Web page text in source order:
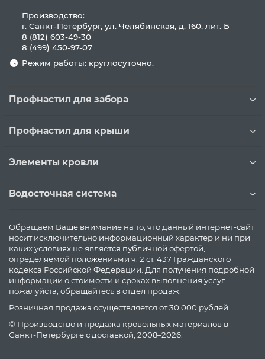
Производство:
г. Санкт-Петербург, ул. Челябинская, д. 160, лит. Б
8 (812) 603-49-30
8 (499) 450-97-07
Режим работы: круглосуточно.
Профнастил для забора
Профнастил для крыши
Элементы кровли
Водосточная система
Обращаем Ваше внимание на то, что данный интернет-сайт
носит исключительно информационный характер и ни при
каких условиях не является публичной офертой,
определяемой положениями ч. 2 ст. 437 Гражданского
кодекса Российской Федерации. Для получения подробной
информации о стоимости и сроках выполнения услуг,
пожалуйста, обращайтесь в отдел продаж.
Розничная продажа осуществляется от 30 000 рублей.
© Производство и продажа кровельных материалов в
Санкт-Петербурге с доставкой, 2008–2026.